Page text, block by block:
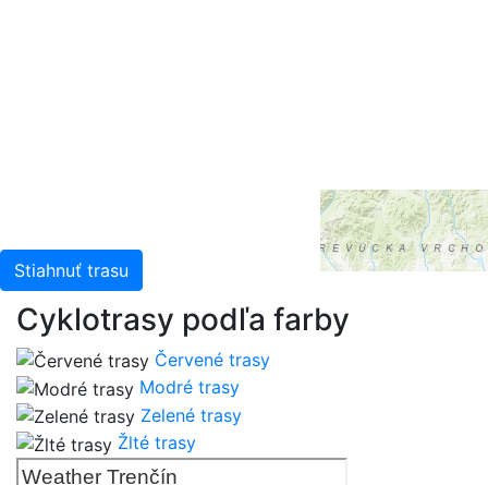
Stiahnuť trasu
Cyklotrasy podľa farby
Červené trasy
Modré trasy
Zelené trasy
Žlté trasy